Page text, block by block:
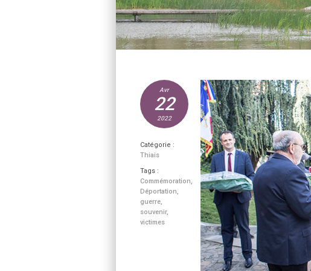
Avr
22
2022
Catégorie :
Thiais
Tags :
Commémoration,
Déportation,
guerre,
souvenir,
victimes